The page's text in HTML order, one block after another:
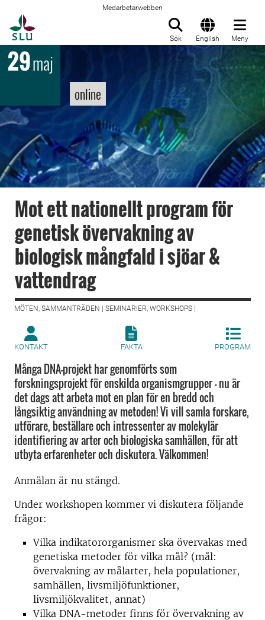
Medarbetarwebben
Sök English Meny
29maj
online
Mot ett nationellt program för
genetisk övervakning av
biologisk mångfald i sjöar &
vattendrag
MÖTEN, SAMMANTRÄDEN | SEMINARIER, WORKSHOPS |
KONTAKT FAKTA PROGRAM
Många DNA-projekt har genomförts som
forskningsprojekt för enskilda organismgrupper – nu är
det dags att arbeta mot en plan för en bredd och
långsiktig användning av metoden! Vi vill samla forskare,
utförare, beställare och intressenter av molekylär
identifiering av arter och biologiska samhällen, för att
utbyta erfarenheter och diskutera. Välkommen!
Anmälan är nu stängd.
Under workshopen kommer vi diskutera följande
frågor:
Vilka indikatororganismer ska övervakas med
genetiska metoder för vilka mål? (mål:
övervakning av målarter, hela populationer,
samhällen, livsmiljöfunktioner,
livsmiljökvalitet, annat)
Vilka DNA-metoder finns för övervakning av